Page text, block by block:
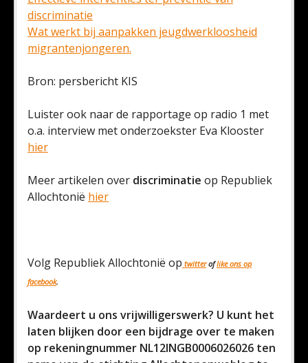
discriminatie
Wat werkt bij aanpakken jeugdwerkloosheid
migrantenjongeren.
Bron: persbericht KIS
Luister ook naar de rapportage op radio 1 met
o.a. interview met onderzoekster Eva Klooster
hier
Meer artikelen over discriminatie op Republiek
Allochtonië hier
Volg Republiek Allochtonië op twitteroflike ons op
facebook.
Waardeert u ons vrijwilligerswerk? U kunt het
laten blijken door een bijdrage over te maken
op rekeningnummer NL12INGB0006026026 ten